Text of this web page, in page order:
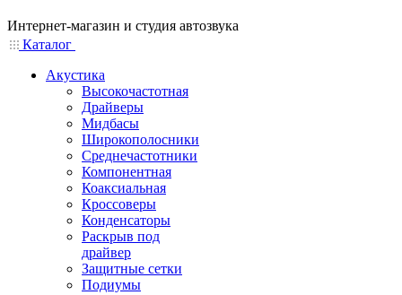
Интернет-магазин и студия автозвука
Каталог
Акустика
Высокочастотная
Драйверы
Мидбасы
Широкополосники
Среднечастотники
Компонентная
Коаксиальная
Кроссоверы
Конденсаторы
Раскрыв под
драйвер
Защитные сетки
Подиумы